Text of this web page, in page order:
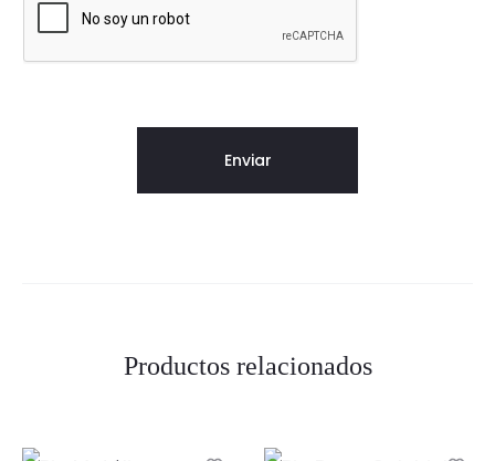
Productos relacionados